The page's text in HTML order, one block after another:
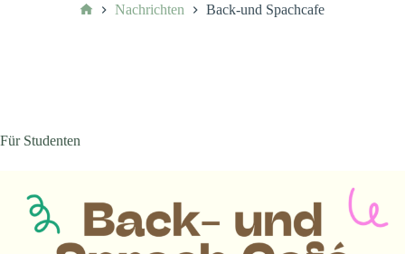
Avaleht
Nachrichten Back-und Spachcafe
Für Studenten